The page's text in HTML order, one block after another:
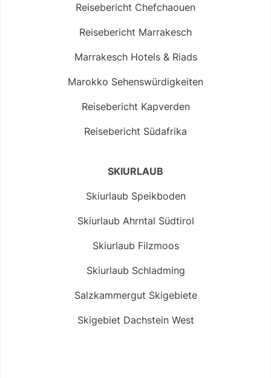
Reisebericht Chefchaouen
Reisebericht Marrakesch
Marrakesch Hotels & Riads
Marokko Sehenswürdigkeiten
Reisebericht Kapverden
Reisebericht Südafrika
SKIURLAUB
Skiurlaub Speikboden
Skiurlaub Ahrntal Südtirol
Skiurlaub Filzmoos
Skiurlaub Schladming
Salzkammergut Skigebiete
Skigebiet Dachstein West